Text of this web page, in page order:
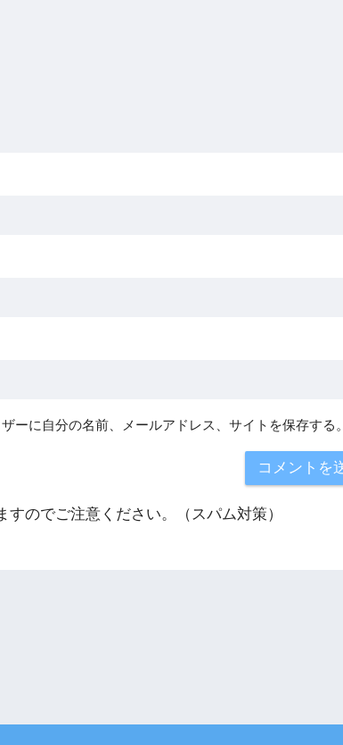
ーに自分の名前、メールアドレス、サイトを保存する。
のでご注意ください。（スパム対策）